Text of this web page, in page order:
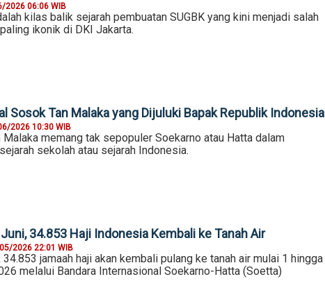
2026 06:06 WIB
kilas balik sejarah pembuatan SUGBK yang kini menjadi salah
ikonik di DKI Jakarta.
Sosok Tan Malaka yang Dijuluki Bapak Republik Indonesia
2026 10:30 WIB
Malaka memang tak sepopuler Soekarno atau Hatta dalam
sekolah atau sejarah Indonesia.
34.853 Haji Indonesia Kembali ke Tanah Air
2026 22:01 WIB
34.853 jamaah haji akan kembali pulang ke tanah air mulai 1 hingga
melalui Bandara Internasional Soekarno-Hatta (Soetta)